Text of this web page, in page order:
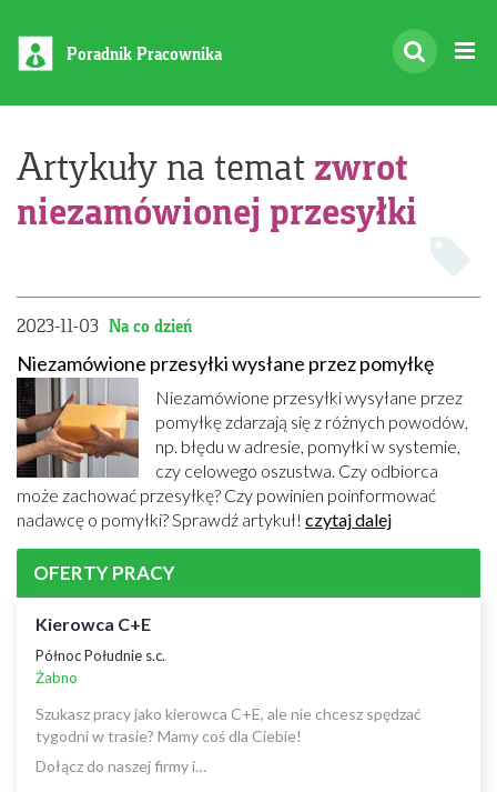
Poradnik Pracownika
Artykuły na temat zwrot
niezamówionej przesyłki
2023-11-03 Na co dzień
Niezamówione przesyłki wysłane przez pomyłkę
Niezamówione przesyłki wysyłane przez
pomyłkę zdarzają się z różnych powodów,
np. błędu w adresie, pomyłki w systemie,
czy celowego oszustwa. Czy odbiorca
może zachować przesyłkę? Czy powinien poinformować
nadawcę o pomyłki? Sprawdź artykuł! czytaj dalej
OFERTY PRACY
Kierowca C+E
Północ Południe s.c.
Żabno
Szukasz pracy jako kierowca C+E, ale nie chcesz spędzać
tygodni w trasie? Mamy coś dla Ciebie!
Dołącz do naszej firmy i…